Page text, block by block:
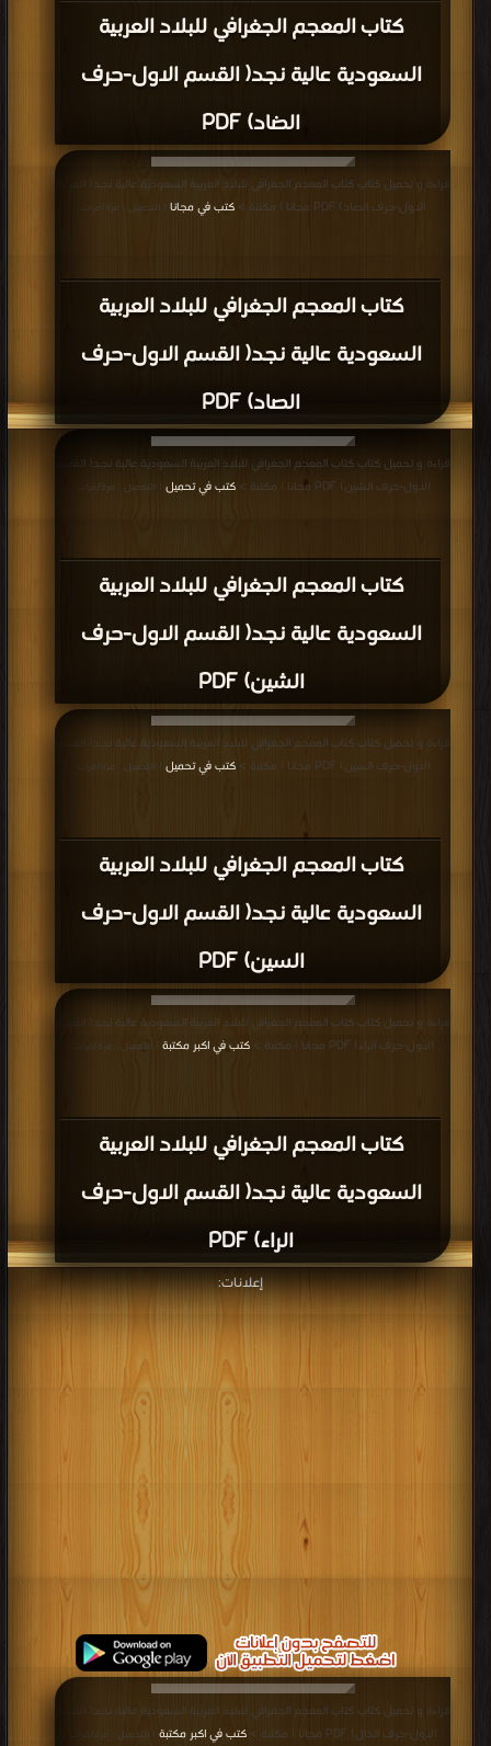
كتاب المعجم الجغرافي للبلاد العربية
السعودية عالية نجد( القسم الاول-حرف
الضاد) PDF
كتاب المعجم الجغرافي للبلاد العربية
السعودية عالية نجد( القسم الاول-حرف
الصاد) PDF
قراءة و تحميل كتاب كتاب المعجم الجغرافي للبلاد العربية السعودية عالية نجد( القسم
الاول-حرف الصاد) PDF مجانا | مكتبة >
كتب في مجانا | التحميل : مرة/مرات
كتاب المعجم الجغرافي للبلاد العربية
السعودية عالية نجد( القسم الاول-حرف
الشين) PDF
قراءة و تحميل كتاب كتاب المعجم الجغرافي للبلاد العربية السعودية عالية نجد( القسم
الاول-حرف الشين) PDF مجانا | مكتبة >
كتب في تحميل | التحميل : مرة/مرات
كتاب المعجم الجغرافي للبلاد العربية
السعودية عالية نجد( القسم الاول-حرف
السين) PDF
قراءة و تحميل كتاب كتاب المعجم الجغرافي للبلاد العربية السعودية عالية نجد( القسم
الاول-حرف السين) PDF مجانا | مكتبة >
كتب في تحميل | التحميل : مرة/مرات
كتاب المعجم الجغرافي للبلاد العربية
السعودية عالية نجد( القسم الاول-حرف
الراء) PDF
قراءة و تحميل كتاب كتاب المعجم الجغرافي للبلاد العربية السعودية عالية نجد( القسم
الاول-حرف الراء) PDF مجانا | مكتبة >
كتب في اكبر مكتبة | التحميل : مرة/مرات
إعلانات:
قراءة و تحميل كتاب كتاب المعجم الجغرافي للبلاد العربية السعودية عالية نجد( القسم
الاول-حرف الذال) PDF مجانا | مكتبة >
كتب في اكبر مكتبة | التحميل : مرة/مرات